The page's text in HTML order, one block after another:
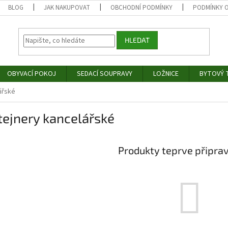
BLOG JAK NAKUPOVAT OBCHODNÍ PODMÍNKY PODMÍNKY
HLEDAT
OBYVACÍ POKOJ SEDACÍ SOUPRAVY LOŽNICE BYTOVÝ
kancelářské
Produkty teprve